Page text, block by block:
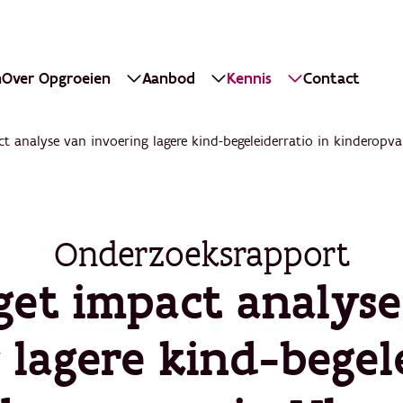
Over Opgroeien Aanbod Kennis Contact
analyse van invoering lagere kind-begeleiderratio in
Onderzoeksrapport
impact
kind-